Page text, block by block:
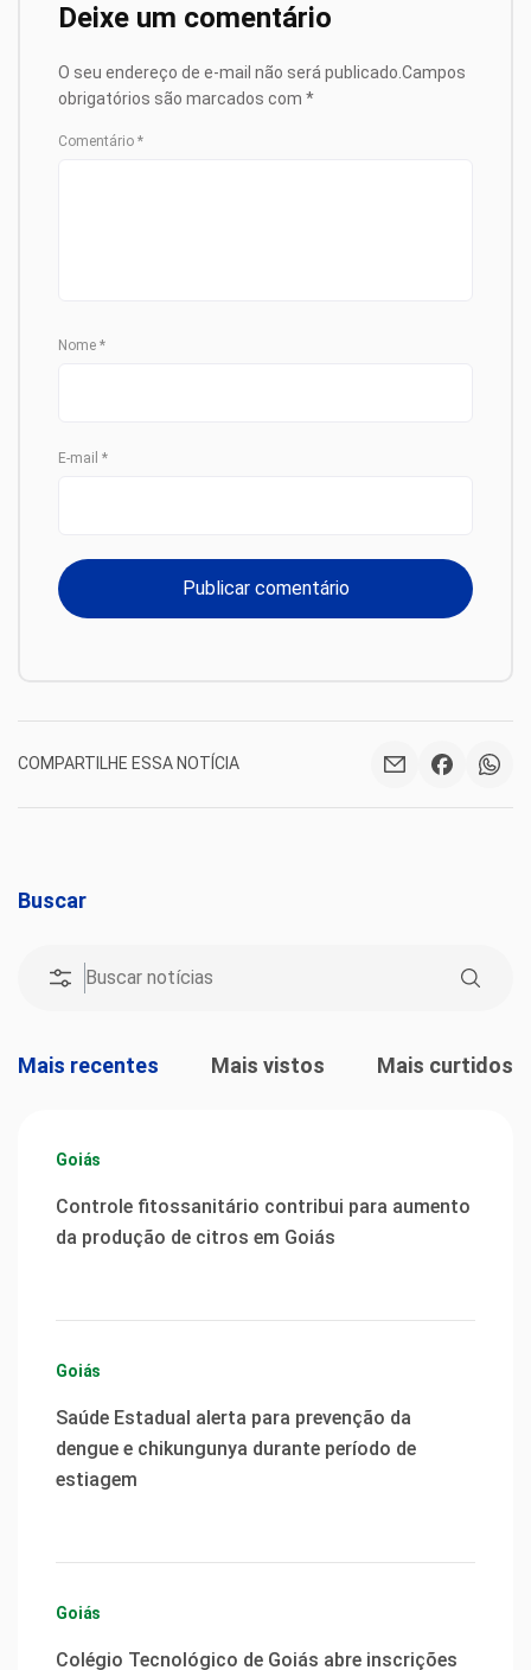
Deixe um comentário
O seu endereço de e-mail não será publicado. Campos
obrigatórios são marcados com *
Comentário *
Nome *
E-mail *
COMPARTILHE ESSA NOTÍCIA
Buscar
Mais recentes Mais vistos Mais curtidos
Goiás
Controle fitossanitário contribui para aumento
da produção de citros em Goiás
Goiás
Saúde Estadual alerta para prevenção da
dengue e chikungunya durante período de
estiagem
Goiás
Colégio Tecnológico de Goiás abre inscrições